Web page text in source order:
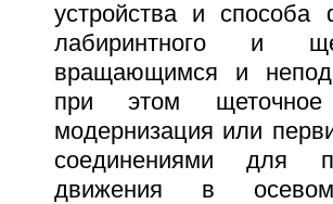
устройства и способа
лабиринтного и
вращающимся и
при этом щеточное
модернизация или
соединениями для
движения в осевом